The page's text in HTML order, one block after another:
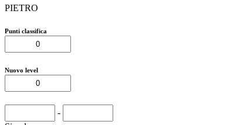
PIETRO
Punti classifica
Nuovo level
-